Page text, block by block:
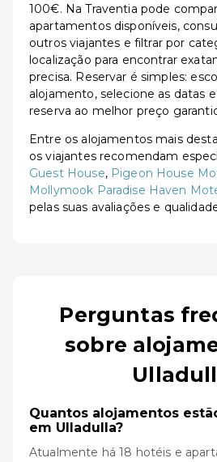
100€. Na Traventia pode
apartamentos disponíveis,
outros viajantes e filtrar por
localização para encontrar
precisa. Reservar é simples:
alojamento, selecione as datas
reserva ao melhor preço
Entre os alojamentos mais
os viajantes recomendam
Guest House, Pigeon House
Mollymook Paradise Haven
pelas suas avaliações e
Perguntas
sobre
Quantos alojamentos
em Ulladulla?
Atualmente há 18 hotéis e